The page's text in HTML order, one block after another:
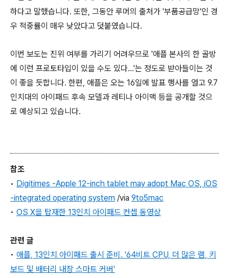
하다고 말했습니다. 또한, 그동안 루머의 출처가 '부품공급망'인 경
우 적중률이 매우 낮았다고 덧붙였습니다.
이번 보도는 진위 여부를 가리기 어려우므로 '애플 본사의 한 골방
에 이런 프로토타입이 있을 수도 있다...'는 정도로 받아들이는 것
이 좋을 듯합니다. 한편, 애플은 오는 16일에 발표 행사를 열고 9.7
인치대의 아이패드 후속 모델과 레티나 아이맥 등을 공개할 것으
로 예상되고 있습니다.
참조
• Digitimes -Apple 12-inch tablet may adopt Mac OS, iOS
-integrated operating system /via 9to5mac
• OS X을 탑재한 13인치 아이패드 컨셉 동영상
관련 글
• 애플, 13인치 아이패드 출시 준비. '64비트 CPU, 더 많은 램, 키
보드 및 배터리 내장 스마트 커버'